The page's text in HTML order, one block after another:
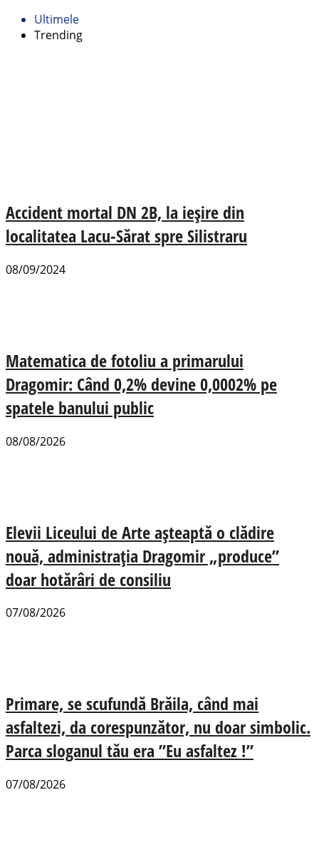
Ultimele
Trending
Accident mortal DN 2B, la ieșire din
localitatea Lacu-Sărat spre Silistraru
08/09/2024
Matematica de fotoliu a primarului
Dragomir: Când 0,2% devine 0,0002% pe
spatele banului public
08/08/2026
Elevii Liceului de Arte așteaptă o clădire
nouă, administrația Dragomir „produce”
doar hotărâri de consiliu
07/08/2026
Primare, se scufundă Brăila, când mai
asfaltezi, da corespunzător, nu doar simbolic.
Parca sloganul tău era ”Eu asfaltez !”
07/08/2026